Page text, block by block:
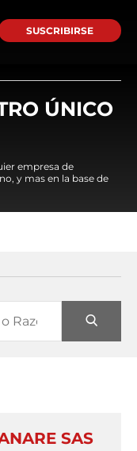
SUSCRIBIRSE
ÚNICO
empresa de
y mas en la base de
SAS